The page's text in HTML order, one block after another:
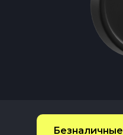
Безналичные